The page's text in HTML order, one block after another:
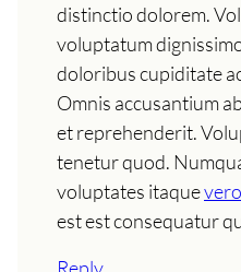
distinctio dolorem.
voluptatum
doloribus cupiditate
Omnis accusantium
et reprehenderit.
tenetur quod.
voluptates itaque
est est consequatur